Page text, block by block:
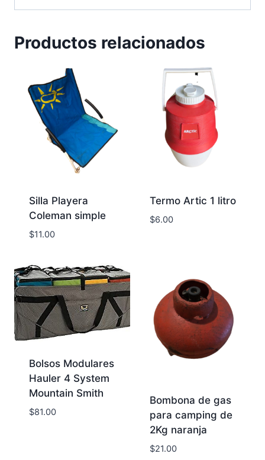
Productos relacionados
Silla Playera
Coleman simple
$11.00
Termo Artic 1 litro
$6.00
Bolsos Modulares
Hauler 4 System
Mountain Smith
$81.00
Bombona de gas
para camping de
2Kg naranja
$21.00